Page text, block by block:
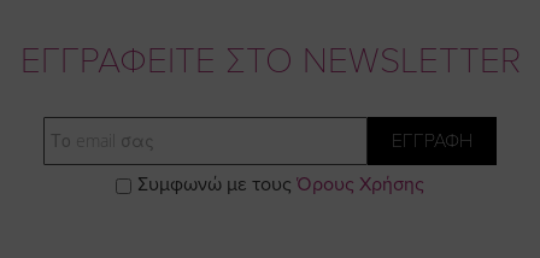
ΕΓΓΡΑΦΕΙΤΕ ΣΤΟ NEWSLETTER
Email
ΕΓΓΡΑΦΗ
Συμφωνώ με τους Όρους Χρήσης